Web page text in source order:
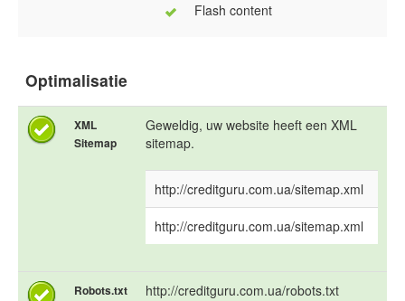
Flash content
Optimalisatie
XML
Sitemap
Geweldig, uw website heeft een XML
sitemap.
http://creditguru.com.ua/sitemap.xml
http://creditguru.com.ua/sitemap.xml
Robots.txt
http://creditguru.com.ua/robots.txt